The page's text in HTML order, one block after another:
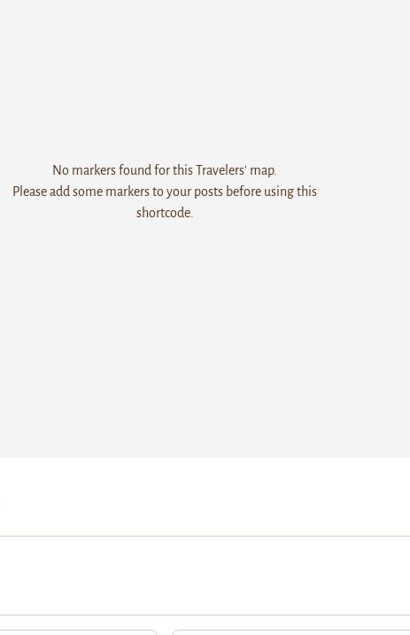
No markers found for this Travelers' map.
Please add some markers to your posts before using this
shortcode.